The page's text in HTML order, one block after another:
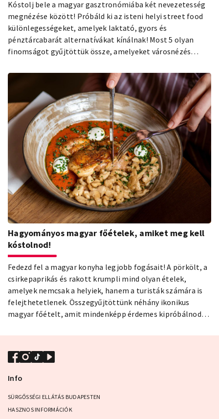
Kóstolj bele a magyar gasztronómiába két nevezetesség
megnézése között! Próbáld ki az isteni helyi street food
különlegességeket, amelyek laktató, gyors és
pénztárcabarát alternatívákat kínálnak! Most 5 olyan
finomságot gyűjtöttük össze, amelyeket városnézés
ínyencségek tökéletesek tízóraira vagy uzsonnára is.
Ráadásul nemcsak az izgalmas ételeket mutatjuk be,
hanem szuper gasztrohelyeket is ajánlunk, ahol
kipróbálhatod őket!
Hagyományos magyar főételek, amiket meg kell
kóstolnod!
Fedezd fel a magyar konyha legjobb fogásait! A pörkölt, a
csirkepaprikás és rakott krumpli mind olyan ételek,
amelyek nemcsak a helyiek, hanem a turisták számára is
felejthetetlenek. Összegyűjtöttünk néhány ikonikus
magyar főételt, amit mindenképp érdemes kipróbálnod!
magyar ízeket és légy részese egy olyan különleges
gasztronómiai élménynek, amit csak a magyaroknál
élhetsz át!
Info
SÜRGŐSSÉGI ELLÁTÁS BUDAPESTEN
HASZNOS INFORMÁCIÓK